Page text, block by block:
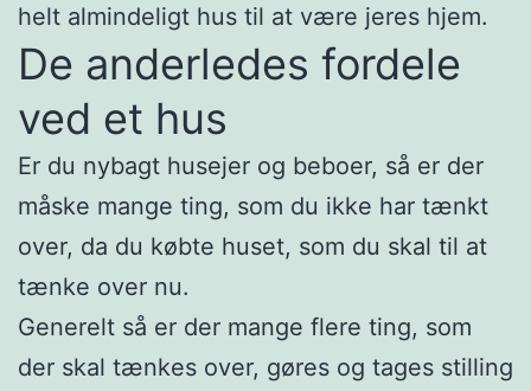
helt almindeligt hus til at være jeres hjem.
De anderledes fordele
ved et hus
Er du nybagt husejer og beboer, så er der
måske mange ting, som du ikke har tænkt
over, da du købte huset, som du skal til at
tænke over nu.
Generelt så er der mange flere ting, som
der skal tænkes over, gøres og tages stilling